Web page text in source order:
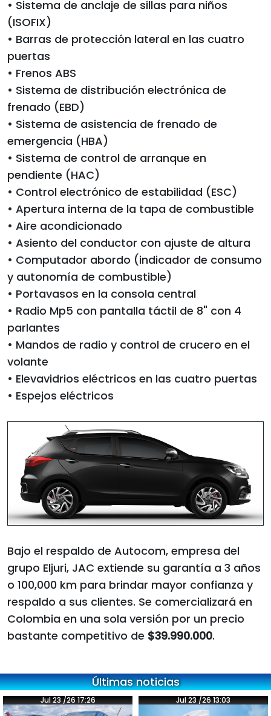
• Sistema de anclaje de sillas para niños
(ISOFIX)
• Barras de protección lateral en las cuatro
puertas
• Frenos ABS
• Sistema de distribución electrónica de
frenado (EBD)
• Sistema de asistencia de frenado de
emergencia (HBA)
• Sistema de control de arranque en
pendiente (HAC)
• Control electrónico de estabilidad (ESC)
• Apertura interna de la tapa de combustible
• Aire acondicionado
• Asiento del conductor con ajuste de altura
• Computador abordo (indicador de consumo
y autonomía de combustible)
• Portavasos en la consola central
• Radio Mp5 con pantalla táctil de 8" con 4
parlantes
• Mandos de radio y control de crucero en el
volante
• Elevavidrios eléctricos en las cuatro puertas
• Espejos eléctricos
Bajo el respaldo de Autocom, empresa del
grupo Eljuri, JAC extiende su garantía a 3 años
o 100,000 km para brindar mayor confianza y
respaldo a sus clientes. Se comercializará en
Colombia en una sola versión por un precio
bastante competitivo de $39.990.000.
Últimas noticias
Jul 23 /26 17:26 Jul 23 /26 13:03